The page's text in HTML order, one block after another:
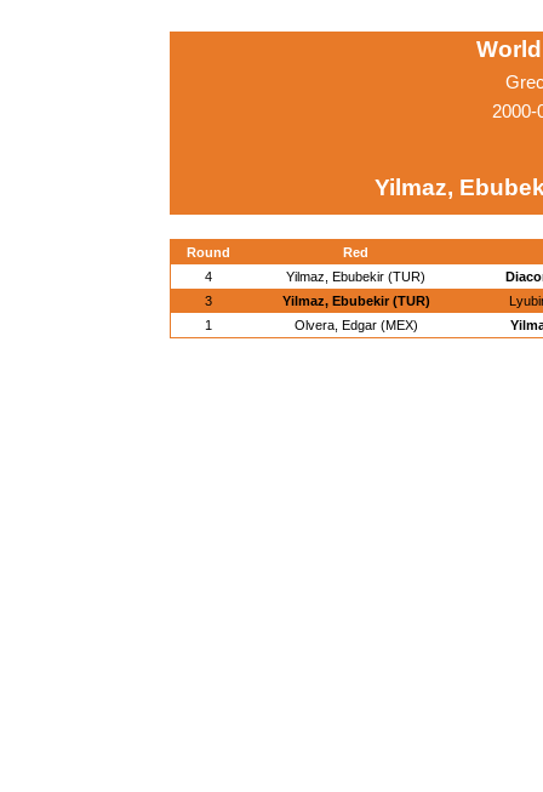
2000-
Yilmaz,
Round
Red
4
Yilmaz, Ebubekir (TUR)
3
Yilmaz, Ebubekir (TUR)
1
Olvera, Edgar (MEX)